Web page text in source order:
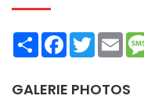
ShareFacebookTwitter
GALERIE PHOTOS